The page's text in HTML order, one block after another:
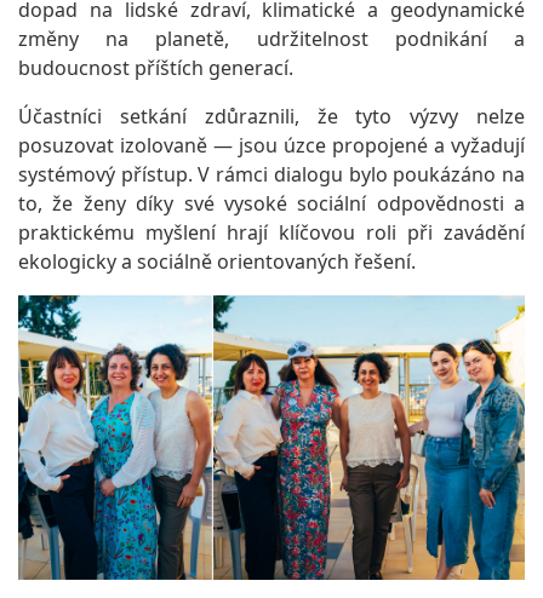
dopad na lidské zdraví, klimatické a geodynamické
změny na planetě, udržitelnost podnikání a
budoucnost příštích generací.
Účastníci setkání zdůraznili, že tyto výzvy nelze
posuzovat izolovaně — jsou úzce propojené a vyžadují
systémový přístup. V rámci dialogu bylo poukázáno na
to, že ženy díky své vysoké sociální odpovědnosti a
praktickému myšlení hrají klíčovou roli při zavádění
ekologicky a sociálně orientovaných řešení.